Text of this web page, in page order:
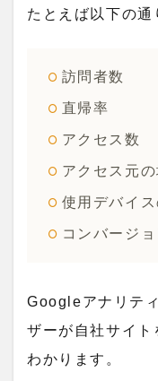
たとえば以下の通
訪問者数
直帰率
アクセス数
アクセス元
使用デバイ
コンバージ
Googleアナリテ
ザーが自社サイ
わかります。